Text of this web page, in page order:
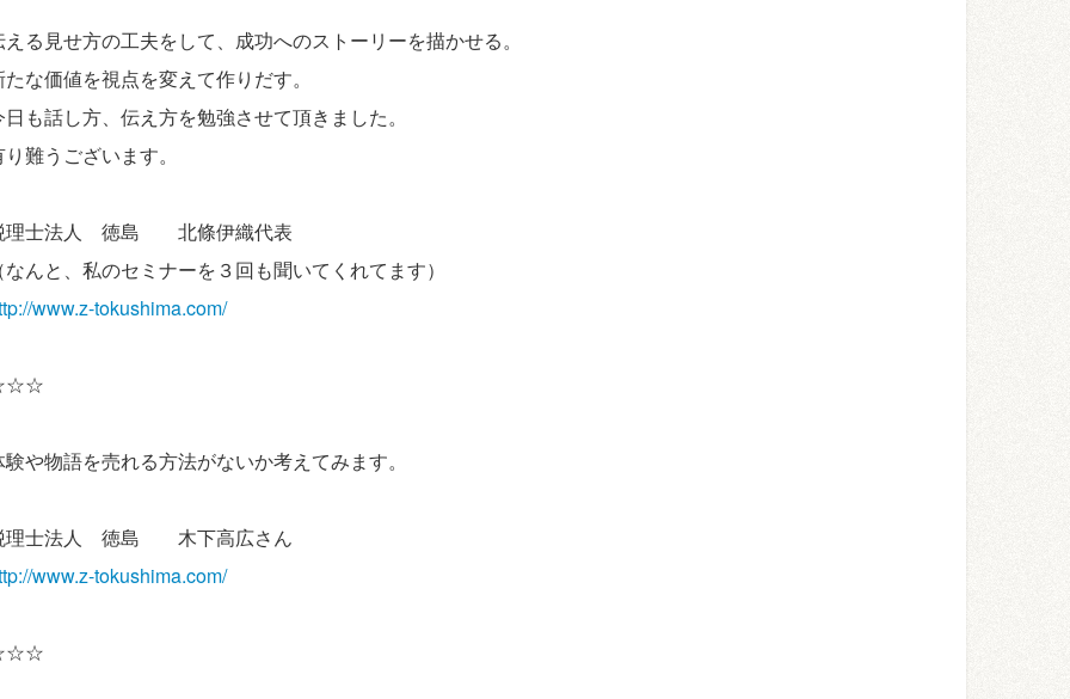
える見せ方の工夫をして、成功へのストーリーを描かせる。
たな価値を視点を変えて作りだす。
日も話し方、伝え方を勉強させて頂きました。
難うございます。
理士法人 徳島 北條伊織代表
なんと、私のセミナーを３回も聞いてくれてます）
www.z-tokushima.com/
験や物語を売れる方法がないか考えてみます。
理士法人 徳島 木下高広さん
www.z-tokushima.com/